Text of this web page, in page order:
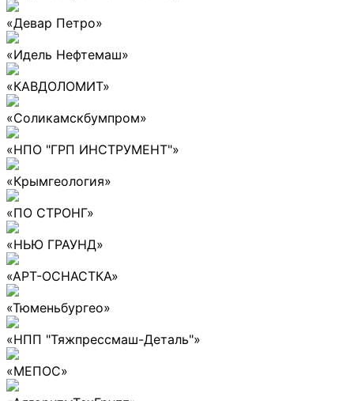
«Девар Петро»
«Идель Нефтемаш»
«КАВДОЛОМИТ»
«Соликамскбумпром»
«НПО "ГРП ИНСТРУМЕНТ"»
«Крымгеология»
«ПО СТРОНГ»
«НЬЮ ГРАУНД»
«АРТ-ОСНАСТКА»
«Тюменьбургео»
«НПП "Тяжпрессмаш-Деталь"»
«МЕПОС»